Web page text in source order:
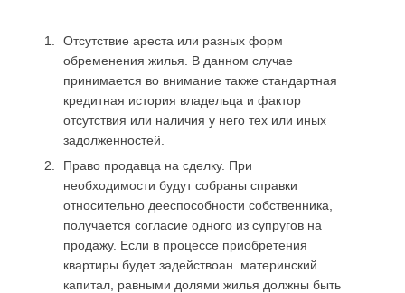
Отсутствие ареста или разных форм
обременения жилья. В данном случае
принимается во внимание также стандартная
кредитная история владельца и фактор
отсутствия или наличия у него тех или иных
задолженностей.
Право продавца на сделку. При
необходимости будут собраны справки
относительно дееспособности собственника,
получается согласие одного из супругов на
продажу. Если в процессе приобретения
квартиры будет задействоан материнский
капитал, равными долями жилья должны быть